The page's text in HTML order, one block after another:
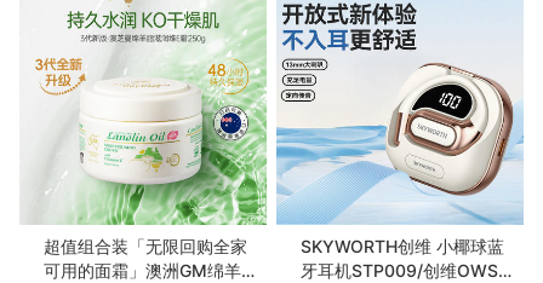
超值组合装「无限回购全家
可用的面霜」澳洲GM绵羊
SKYWORTH创维 小椰球蓝
牙耳机STP009/创维OWS